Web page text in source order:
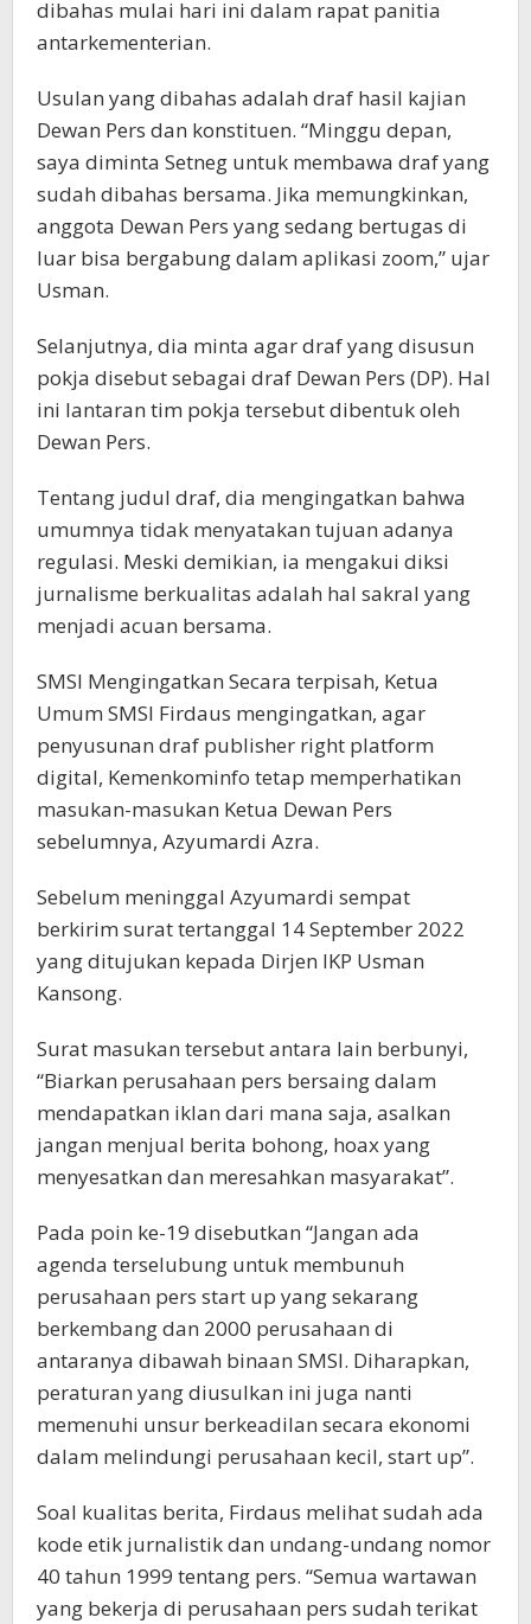
dibahas mulai hari ini dalam rapat panitia
antarkementerian.
Usulan yang dibahas adalah draf hasil kajian
Dewan Pers dan konstituen. “Minggu depan,
saya diminta Setneg untuk membawa draf yang
sudah dibahas bersama. Jika memungkinkan,
anggota Dewan Pers yang sedang bertugas di
luar bisa bergabung dalam aplikasi zoom,” ujar
Usman.
Selanjutnya, dia minta agar draf yang disusun
pokja disebut sebagai draf Dewan Pers (DP). Hal
ini lantaran tim pokja tersebut dibentuk oleh
Dewan Pers.
Tentang judul draf, dia mengingatkan bahwa
umumnya tidak menyatakan tujuan adanya
regulasi. Meski demikian, ia mengakui diksi
jurnalisme berkualitas adalah hal sakral yang
menjadi acuan bersama.
SMSI Mengingatkan Secara terpisah, Ketua
Umum SMSI Firdaus mengingatkan, agar
penyusunan draf publisher right platform
digital, Kemenkominfo tetap memperhatikan
masukan-masukan Ketua Dewan Pers
sebelumnya, Azyumardi Azra.
Sebelum meninggal Azyumardi sempat
berkirim surat tertanggal 14 September 2022
yang ditujukan kepada Dirjen IKP Usman
Kansong.
Surat masukan tersebut antara lain berbunyi,
“Biarkan perusahaan pers bersaing dalam
mendapatkan iklan dari mana saja, asalkan
jangan menjual berita bohong, hoax yang
menyesatkan dan meresahkan masyarakat”.
Pada poin ke-19 disebutkan “Jangan ada
agenda terselubung untuk membunuh
perusahaan pers start up yang sekarang
berkembang dan 2000 perusahaan di
antaranya dibawah binaan SMSI. Diharapkan,
peraturan yang diusulkan ini juga nanti
memenuhi unsur berkeadilan secara ekonomi
dalam melindungi perusahaan kecil, start up”.
Soal kualitas berita, Firdaus melihat sudah ada
kode etik jurnalistik dan undang-undang nomor
40 tahun 1999 tentang pers. “Semua wartawan
yang bekerja di perusahaan pers sudah terikat